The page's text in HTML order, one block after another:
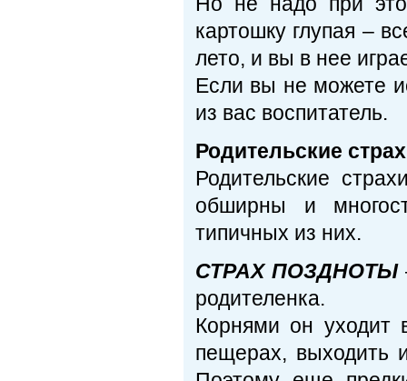
картошку глупая –
лето, и вы в нее
Если вы не можете
из вас воспитатель.
Родительские
Родительские
обширны и
типичных из них.
СТРАХ ПОЗДНОТЫ
родителенка.
Корнями он уходит
пещерах, выходить